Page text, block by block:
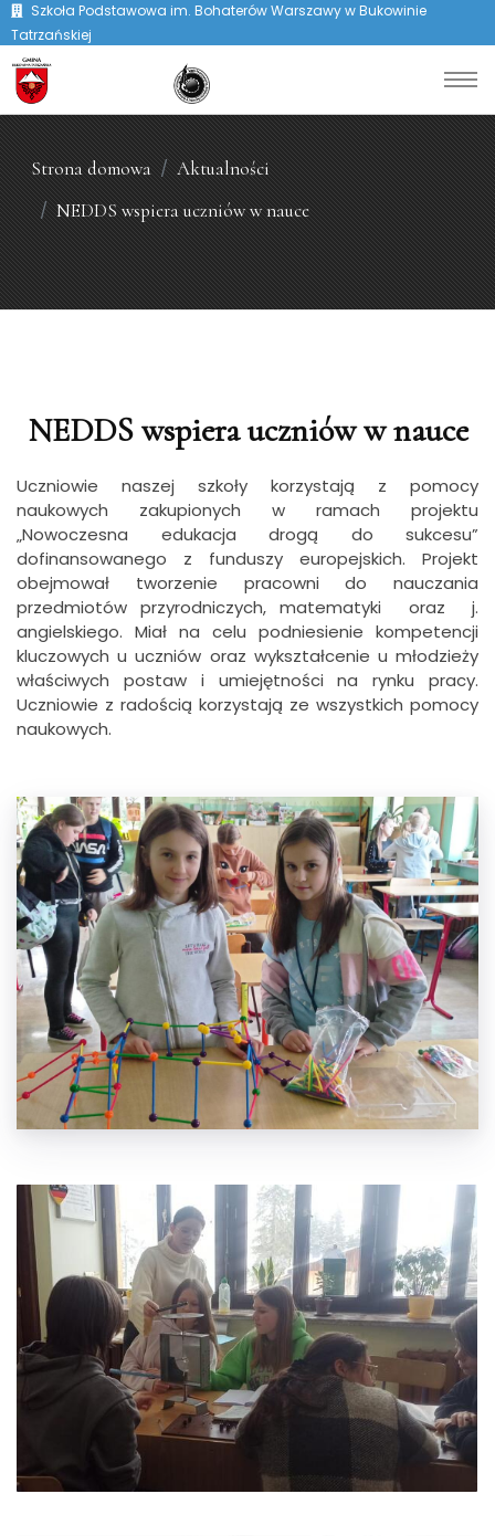
Szkoła Podstawowa im. Bohaterów Warszawy w Bukowinie
Tatrzańskiej
Strona domowa
Aktualności
NEDDS wspiera uczniów w nauce
NEDDS wspiera uczniów w nauce
Uczniowie naszej szkoły korzystają z pomocy
naukowych zakupionych w ramach projektu
„Nowoczesna edukacja drogą do sukcesu”
dofinansowanego z funduszy europejskich. Projekt
obejmował tworzenie pracowni do nauczania
przedmiotów przyrodniczych, matematyki oraz j.
angielskiego. Miał na celu podniesienie kompetencji
kluczowych u uczniów oraz wykształcenie u młodzieży
właściwych postaw i umiejętności na rynku pracy.
Uczniowie z radością korzystają ze wszystkich pomocy
naukowych.